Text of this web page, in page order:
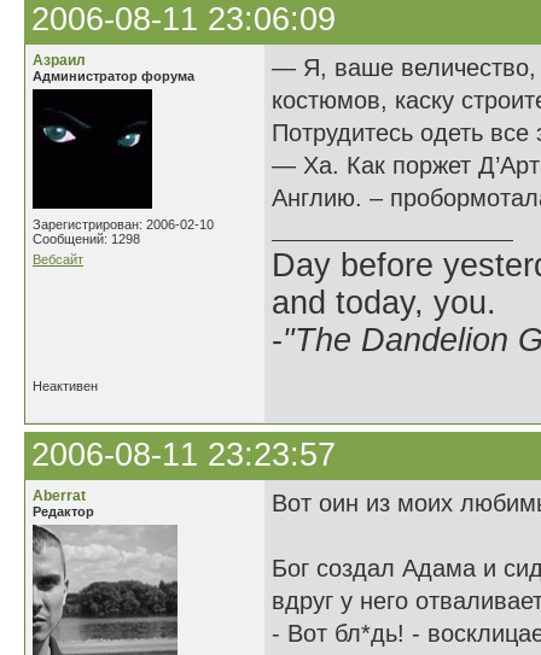
2006-08-11 23:06:09
Азраил
Администратор форума
Зарегистрирован: 2006-02-10
Сообщений: 1298
Вебсайт
— Я, ваше величество,
костюмов, каску
Потрудитесь одеть
— Ха. Как поржет
Англию. –
Day before
and today, you.
-"The Dandelion
Неактивен
2006-08-11 23:23:57
Aberrat
Редактор Вот оин из моих
Бог создал Адама и
вдруг у него
- Вот бл*дь! -